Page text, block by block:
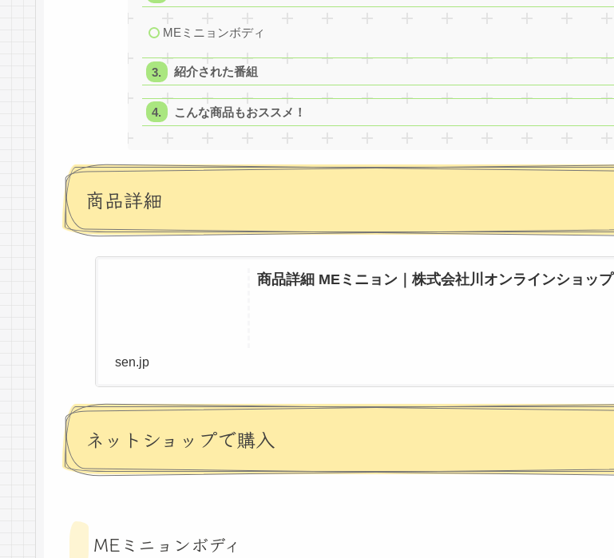
MEミニョンボディ
紹介された番組
こんな商品もおススメ！
商品詳細
商品詳細 MEミニョン｜株式会社川オンラインショップ
sen.jp
ネットショップで購入
MEミニョンボディ